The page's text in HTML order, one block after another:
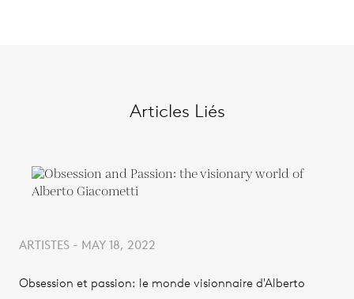
Articles Liés
ARTISTES - MAY 18, 2022
Obsession et passion: le monde visionnaire d'Alberto